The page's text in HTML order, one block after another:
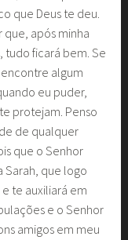
que Deus te deu.
após minha
tudo ficará bem. Se
algum
eu puder,
protejam. Penso
de qualquer
que o Senhor
Sarah, que logo
te auxiliará em
e o Senhor
amigos em meu